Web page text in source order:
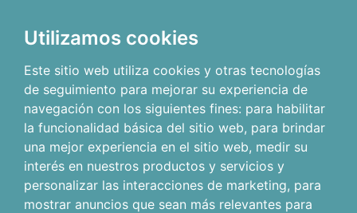
Utilizamos cookies
Este sitio web utiliza cookies y otras tecnologías
de seguimiento para mejorar su experiencia de
navegación con los siguientes fines: para habilitar
la funcionalidad básica del sitio web, para brindar
una mejor experiencia en el sitio web, medir su
interés en nuestros productos y servicios y
personalizar las interacciones de marketing, para
mostrar anuncios que sean más relevantes para